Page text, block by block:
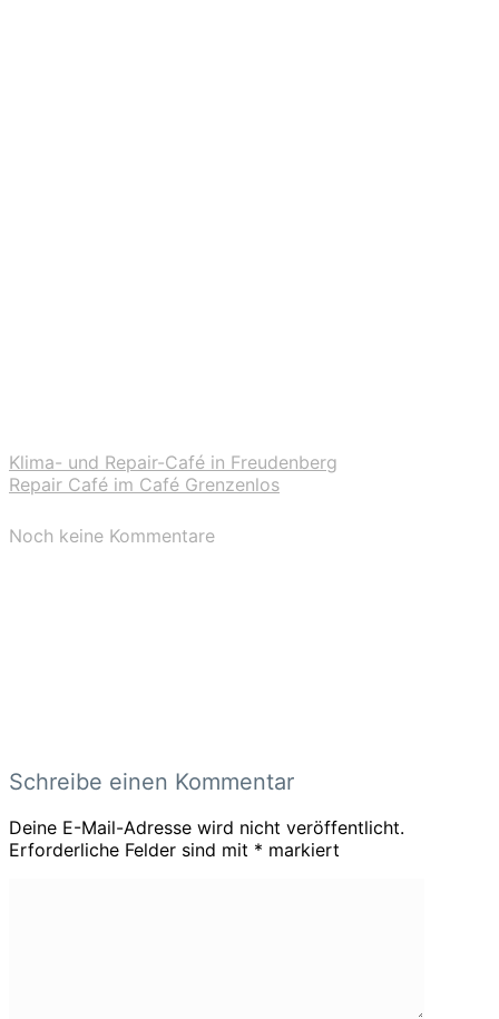
Klima- und Repair-Café in Freudenberg
Repair Café im Café Grenzenlos
Noch keine Kommentare
Schreibe einen Kommentar
Deine E-Mail-Adresse wird nicht veröffentlicht.
Erforderliche Felder sind mit * markiert